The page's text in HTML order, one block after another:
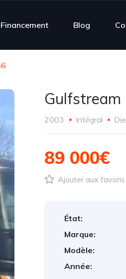
Financement Blog
Gulfstream
2003 Intégral
89 000€
Ajouter aux favoris
État:
Marque:
Modèle:
Année: